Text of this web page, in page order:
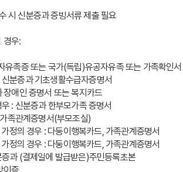
시 신분증과 증빙서류 제출 필요
경우:
족증 또는 국가(독립)유공자유족 또는 가족확인서
분증과 기초생활수급자증명서
애인 증명서 또는 복지카드
: 신분증과 한부모가족 증명서
족관계증명서(부모조실)
정의 경우 : 다둥이행복카드, 가족관계증명서
정의 경우 : 다둥이행복카드, 가족관계증명서
과 (결제일에 발급받은)주민등록초본